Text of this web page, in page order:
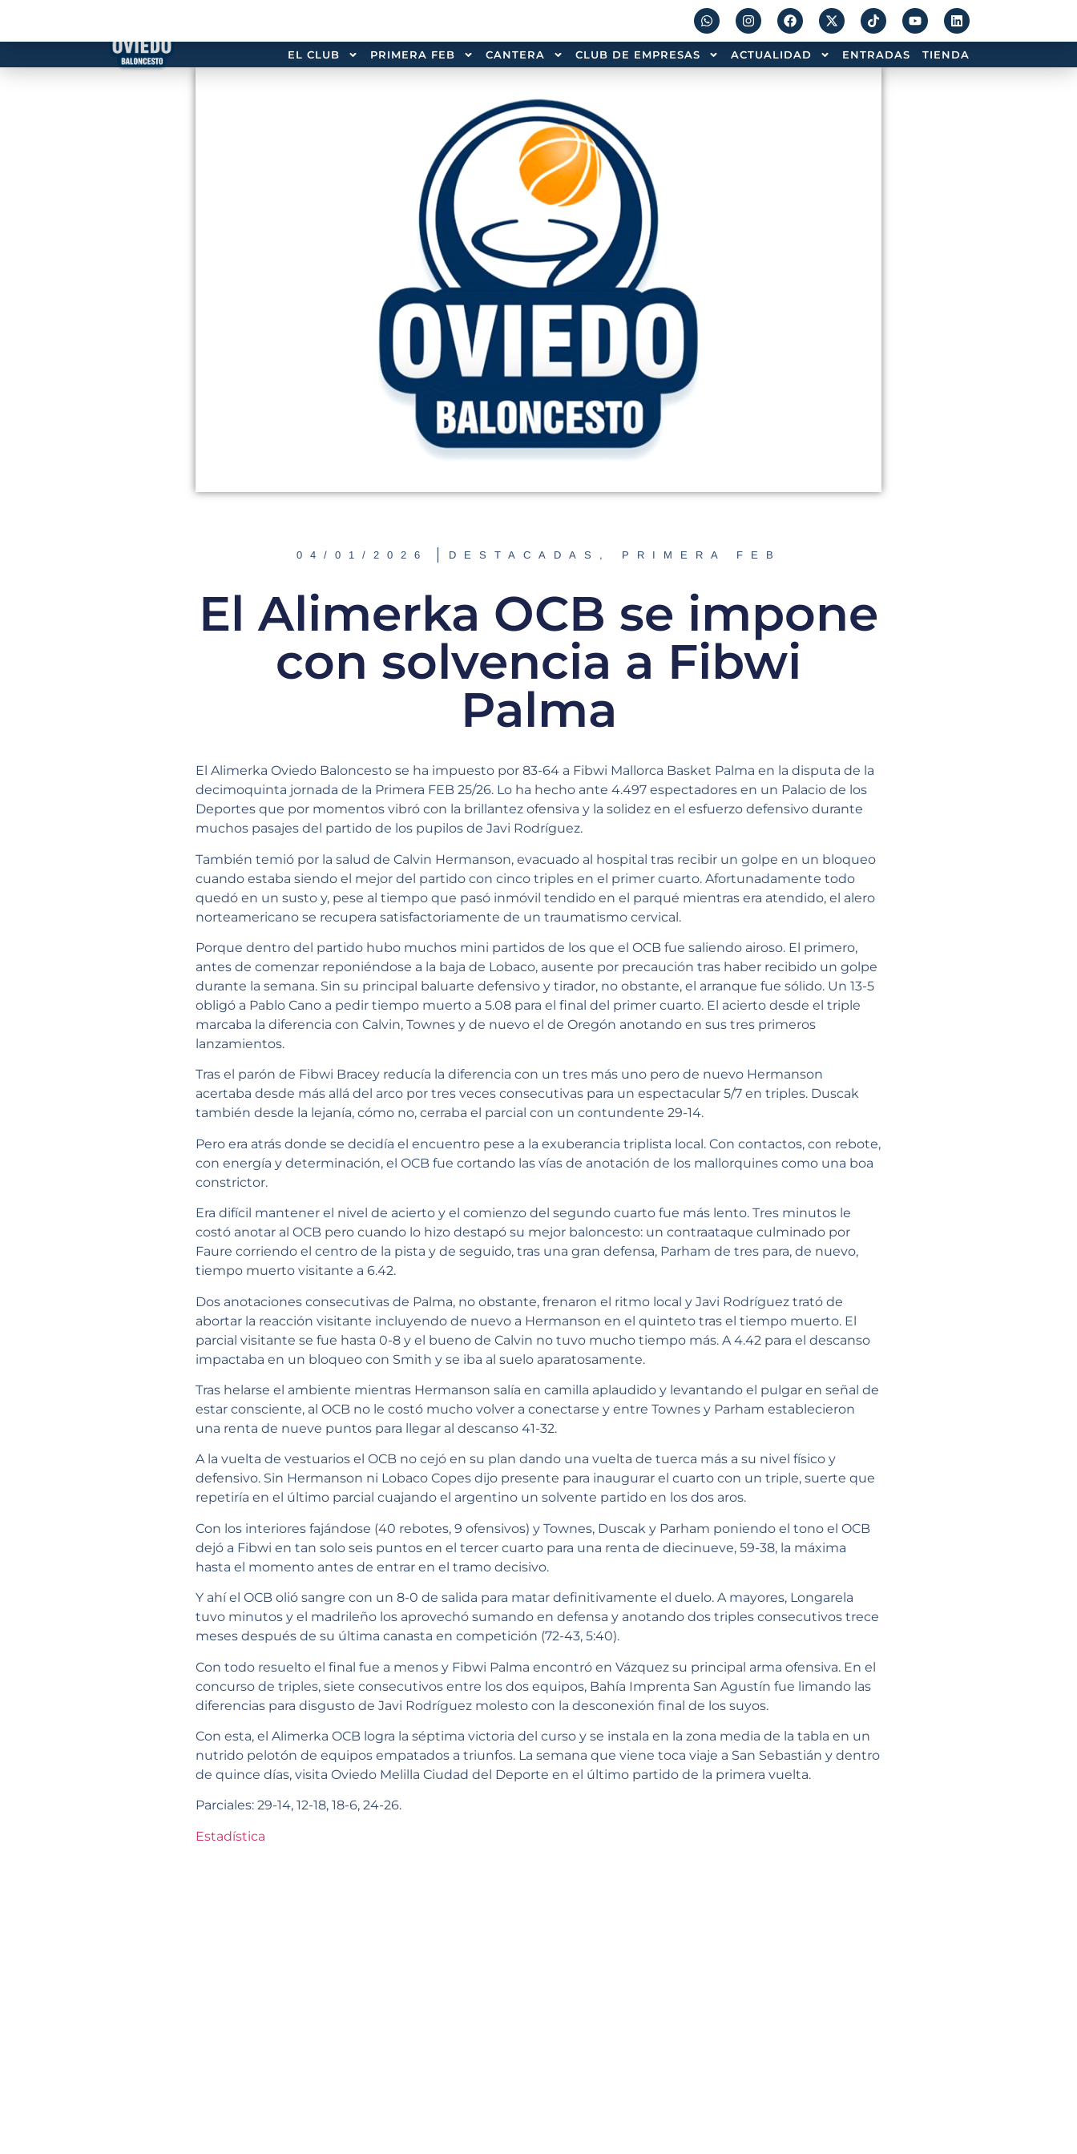
EL CLUB PRIMERA FEB CANTERA CLUB DE EMPRESAS ACTUALIDAD ENTRADAS TIENDA
04/01/2026 DESTACADAS , PRIMERA FEB
El Alimerka OCB se impone
con solvencia a Fibwi
Palma
El Alimerka Oviedo Baloncesto se ha impuesto por 83-64 a Fibwi Mallorca Basket Palma en la disputa de la
decimoquinta jornada de la Primera FEB 25/26. Lo ha hecho ante 4.497 espectadores en un Palacio de los
Deportes que por momentos vibró con la brillantez ofensiva y la solidez en el esfuerzo defensivo durante
muchos pasajes del partido de los pupilos de Javi Rodríguez.
También temió por la salud de Calvin Hermanson, evacuado al hospital tras recibir un golpe en un bloqueo
cuando estaba siendo el mejor del partido con cinco triples en el primer cuarto. Afortunadamente todo
quedó en un susto y, pese al tiempo que pasó inmóvil tendido en el parqué mientras era atendido, el alero
norteamericano se recupera satisfactoriamente de un traumatismo cervical.
Porque dentro del partido hubo muchos mini partidos de los que el OCB fue saliendo airoso. El primero,
antes de comenzar reponiéndose a la baja de Lobaco, ausente por precaución tras haber recibido un golpe
durante la semana. Sin su principal baluarte defensivo y tirador, no obstante, el arranque fue sólido. Un 13-5
obligó a Pablo Cano a pedir tiempo muerto a 5.08 para el final del primer cuarto. El acierto desde el triple
marcaba la diferencia con Calvin, Townes y de nuevo el de Oregón anotando en sus tres primeros
lanzamientos.
Tras el parón de Fibwi Bracey reducía la diferencia con un tres más uno pero de nuevo Hermanson
acertaba desde más allá del arco por tres veces consecutivas para un espectacular 5/7 en triples. Duscak
también desde la lejanía, cómo no, cerraba el parcial con un contundente 29-14.
Pero era atrás donde se decidía el encuentro pese a la exuberancia triplista local. Con contactos, con rebote,
con energía y determinación, el OCB fue cortando las vías de anotación de los mallorquines como una boa
constrictor.
Era difícil mantener el nivel de acierto y el comienzo del segundo cuarto fue más lento. Tres minutos le
costó anotar al OCB pero cuando lo hizo destapó su mejor baloncesto: un contraataque culminado por
Faure corriendo el centro de la pista y de seguido, tras una gran defensa, Parham de tres para, de nuevo,
tiempo muerto visitante a 6.42.
Dos anotaciones consecutivas de Palma, no obstante, frenaron el ritmo local y Javi Rodríguez trató de
abortar la reacción visitante incluyendo de nuevo a Hermanson en el quinteto tras el tiempo muerto. El
parcial visitante se fue hasta 0-8 y el bueno de Calvin no tuvo mucho tiempo más. A 4.42 para el descanso
impactaba en un bloqueo con Smith y se iba al suelo aparatosamente.
Tras helarse el ambiente mientras Hermanson salía en camilla aplaudido y levantando el pulgar en señal de
estar consciente, al OCB no le costó mucho volver a conectarse y entre Townes y Parham establecieron
una renta de nueve puntos para llegar al descanso 41-32.
A la vuelta de vestuarios el OCB no cejó en su plan dando una vuelta de tuerca más a su nivel físico y
defensivo. Sin Hermanson ni Lobaco Copes dijo presente para inaugurar el cuarto con un triple, suerte que
repetiría en el último parcial cuajando el argentino un solvente partido en los dos aros.
Con los interiores fajándose (40 rebotes, 9 ofensivos) y Townes, Duscak y Parham poniendo el tono el OCB
dejó a Fibwi en tan solo seis puntos en el tercer cuarto para una renta de diecinueve, 59-38, la máxima
hasta el momento antes de entrar en el tramo decisivo.
Y ahí el OCB olió sangre con un 8-0 de salida para matar definitivamente el duelo. A mayores, Longarela
tuvo minutos y el madrileño los aprovechó sumando en defensa y anotando dos triples consecutivos trece
meses después de su última canasta en competición (72-43, 5:40).
Con todo resuelto el final fue a menos y Fibwi Palma encontró en Vázquez su principal arma ofensiva. En el
concurso de triples, siete consecutivos entre los dos equipos, Bahía Imprenta San Agustín fue limando las
diferencias para disgusto de Javi Rodríguez molesto con la desconexión final de los suyos.
Con esta, el Alimerka OCB logra la séptima victoria del curso y se instala en la zona media de la tabla en un
nutrido pelotón de equipos empatados a triunfos. La semana que viene toca viaje a San Sebastián y dentro
de quince días, visita Oviedo Melilla Ciudad del Deporte en el último partido de la primera vuelta.
Parciales: 29-14, 12-18, 18-6, 24-26.
Estadística